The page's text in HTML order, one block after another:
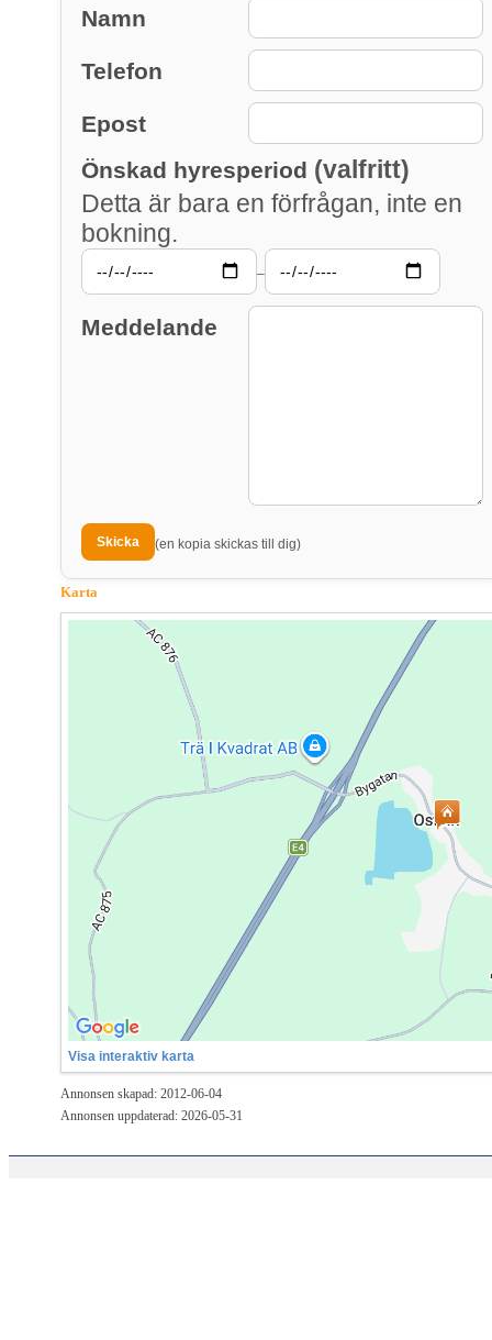
Namn
Telefon
Epost
Önskad hyresperiod (valfritt)
Detta är bara en förfrågan, inte en
bokning.
–
Meddelande
(en kopia skickas till dig)
Karta
Visa interaktiv karta
Annonsen skapad: 2012-06-04
Annonsen uppdaterad: 2026-05-31